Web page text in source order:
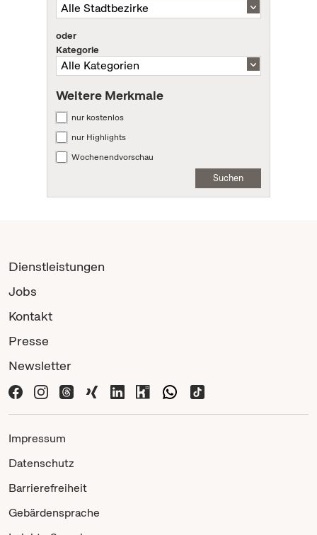
oder
Kategorie
Weitere Merkmale
nur kostenlos
nur Highlights
Wochenendvorschau
Suchen
Dienstleistungen
Jobs
Kontakt
Presse
Newsletter
Impressum
Datenschutz
Barrierefreiheit
Gebärdensprache